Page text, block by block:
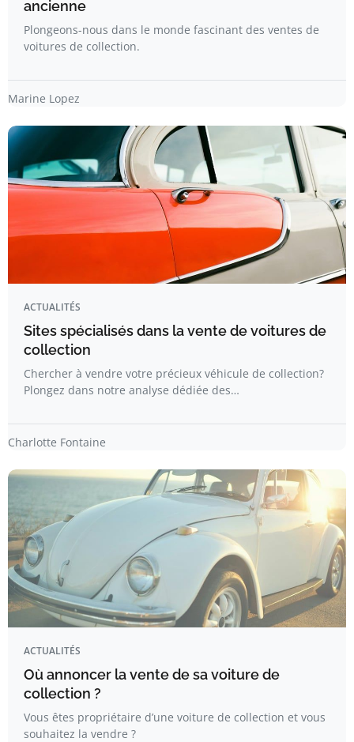
ancienne
Plongeons-nous dans le monde fascinant des ventes de
voitures de collection.
Marine Lopez
ACTUALITÉS
Sites spécialisés dans la vente de voitures de
collection
Chercher à vendre votre précieux véhicule de collection?
Plongez dans notre analyse dédiée des…
Charlotte Fontaine
ACTUALITÉS
Où annoncer la vente de sa voiture de
collection ?
Vous êtes propriétaire d’une voiture de collection et vous
souhaitez la vendre ?